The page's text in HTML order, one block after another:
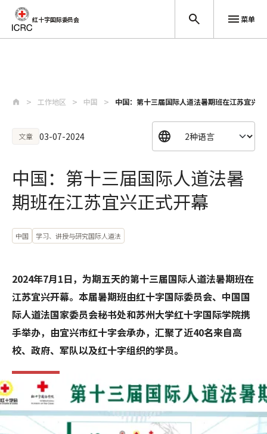
红十字国际委员会 菜单
工作地区 中国 中国：第十三届国际人道法暑期班在江苏宜兴
文章 03-07-2024
中国：第十三届国际人道法暑
期班在江苏宜兴正式开幕
中国 学习、讲授与研究国际人道法
2024年7月1日，为期五天的第十三届国际人道法暑期班在
江苏宜兴开幕。本届暑期班由红十字国际委员会、中国国
际人道法国家委员会秘书处和苏州大学红十字国际学院携
手举办，由宜兴市红十字会承办，汇聚了近40名来自高
校、政府、军队以及红十字组织的学员。